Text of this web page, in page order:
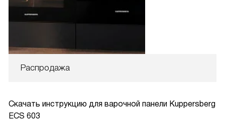
Распродажа
Скачать инструкцию для варочной панели Kuppersberg
ECS 603